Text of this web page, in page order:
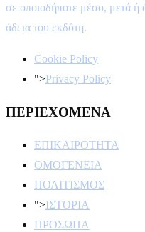
σε οποιοδήποτε μέσο, μετά ή
άδεια του εκδότη.
Cookie Policy
">Privacy Policy
ΠΕΡΙΕΧΟΜΕΝΑ
ΕΠΙΚΑΙΡΟΤΗΤΑ
ΟΜΟΓΕΝΕΙΑ
ΠΟΛΙΤΙΣΜΟΣ
">ΙΣΤΟΡΙΑ
ΠΡΟΣΩΠΑ